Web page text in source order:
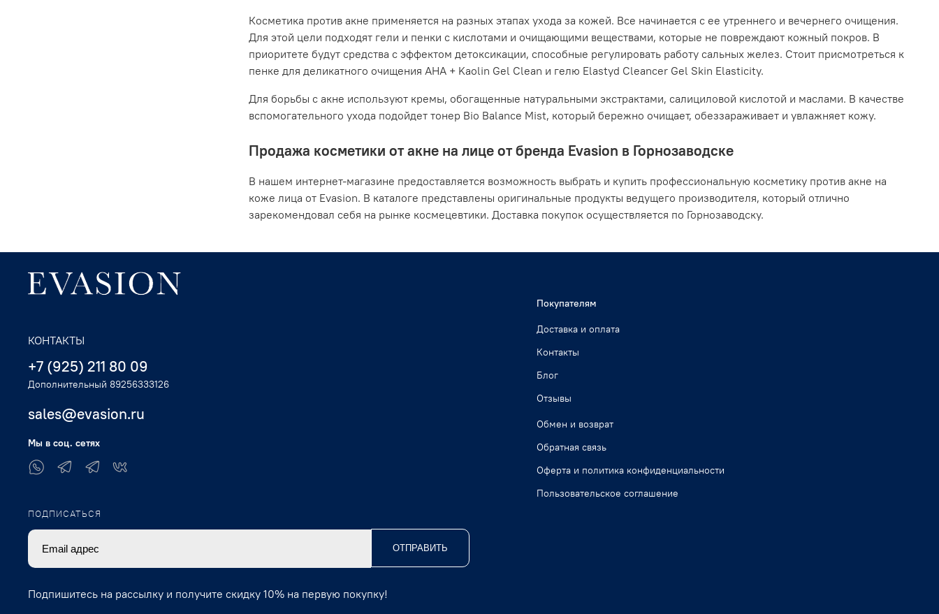
Косметика против акне применяется на разных этапах ухода за кожей. Все начинается с ее утреннего и вечернего очищения.
Для этой цели подходят гели и пенки с кислотами и очищающими веществами, которые не повреждают кожный покров. В
приоритете будут средства с эффектом детоксикации, способные регулировать работу сальных желез. Стоит присмотреться к
пенке для деликатного очищения AHA + Kaolin Gel Clean и гелю Elastyd Cleancer Gel Skin Elasticity.
Для борьбы с акне используют кремы, обогащенные натуральными экстрактами, салициловой кислотой и маслами. В качестве
вспомогательного ухода подойдет тонер Bio Balance Mist, который бережно очищает, обеззараживает и увлажняет кожу.
Продажа косметики от акне на лице от бренда Evasion в Горнозаводске
В нашем интернет-магазине предоставляется возможность выбрать и купить профессиональную косметику против акне на
коже лица от Evasion. В каталоге представлены оригинальные продукты ведущего производителя, который отлично
зарекомендовал себя на рынке космецевтики. Доставка покупок осуществляется по Горнозаводску.
Покупателям
Доставка и оплата
Контакты
Блог
Отзывы
Обмен и возврат
Обратная связь
Оферта и политика конфиденциальности
Пользовательское соглашение
КОНТАКТЫ
+7 (925) 211 80 09
Дополнительный 89256333126
sales@evasion.ru
Мы в соц. сетях
ПОДПИСАТЬСЯ
ОТПРАВИТЬ
Подпишитесь на рассылку и получите скидку 10% на первую покупку!